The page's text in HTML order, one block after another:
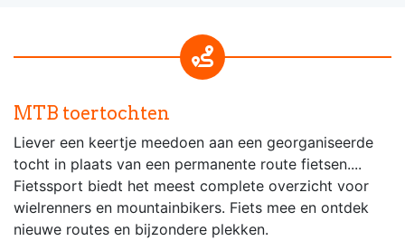
MTB toertochten
Liever een keertje meedoen aan een georganiseerde
tocht in plaats van een permanente route fietsen....
Fietssport biedt het meest complete overzicht voor
wielrenners en mountainbikers. Fiets mee en ontdek
nieuwe routes en bijzondere plekken.